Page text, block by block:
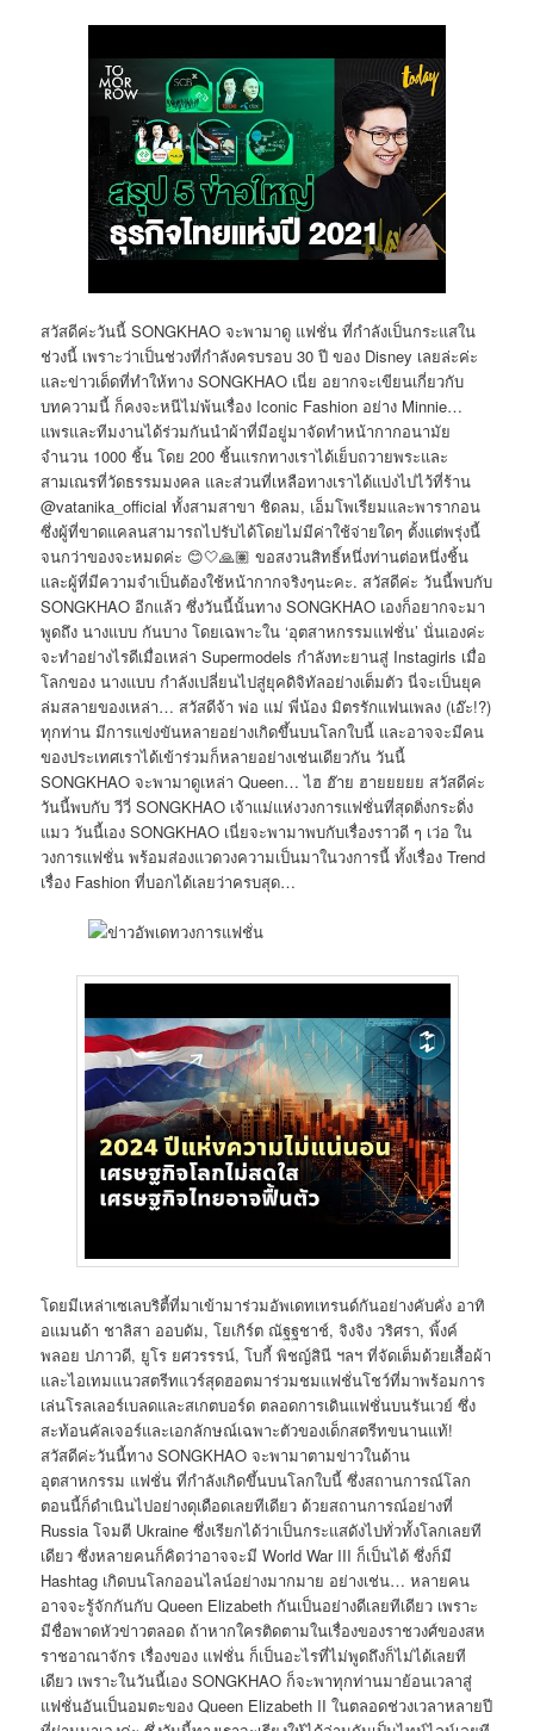
สวัสดีค่ะวันนี้ SONGKHAO จะพามาดู แฟชั่น ที่กำลังเป็นกระแสใน
ช่วงนี้ เพราะว่าเป็นช่วงที่กำลังครบรอบ 30 ปี ของ Disney เลยล่ะค่ะ
และข่าวเด็ดที่ทำให้ทาง SONGKHAO เนี่ย อยากจะเขียนเกี่ยวกับ
บทความนี้ ก็คงจะหนีไม่พ้นเรื่อง Iconic Fashion อย่าง Minnie…
แพรและทีมงานได้ร่วมกันนำผ้าที่มีอยู่มาจัดทำหน้ากากอนามัย
จำนวน 1000 ชิ้น โดย 200 ชิ้นแรกทางเราได้เย็บถวายพระและ
สามเณรที่วัดธรรมมงคล และส่วนที่เหลือทางเราได้แบ่งไปไว้ที่ร้าน
@vatanika_official ทั้งสามสาขา ชิดลม, เอ็มโพเรียมและพารากอน
ซึ่งผู้ที่ขาดแคลนสามารถไปรับได้โดยไม่มีค่าใช้จ่ายใดๆ ตั้งแต่พรุ่งนี้
จนกว่าของจะหมดค่ะ 😊🤍🙏🏽 ขอสงวนสิทธิ์หนึ่งท่านต่อหนึ่งชิ้น
และผู้ที่มีความจำเป็นต้องใช้หน้ากากจริงๆนะคะ. สวัสดีค่ะ วันนี้พบกับ
SONGKHAO อีกแล้ว ซึ่งวันนี้นั้นทาง SONGKHAO เองก็อยากจะมา
พูดถึง นางแบบ กันบาง โดยเฉพาะใน ‘อุตสาหกรรมแฟชั่น’ นั่นเองค่ะ
จะทำอย่างไรดีเมื่อเหล่า Supermodels กำลังทะยานสู่ Instagirls เมื่อ
โลกของ นางแบบ กำลังเปลี่ยนไปสู่ยุคดิจิทัลอย่างเต็มตัว นี่จะเป็นยุค
ล่มสลายของเหล่า… สวัสดีจ้า พ่อ แม่ พี่น้อง มิตรรักแฟนเพลง (เอ๊ะ!?)
ทุกท่าน มีการแข่งขันหลายอย่างเกิดขึ้นบนโลกใบนี้ และอาจจะมีคน
ของประเทศเราได้เข้าร่วมก็หลายอย่างเช่นเดียวกัน วันนี้
SONGKHAO จะพามาดูเหล่า Queen… ไฮ ฮ๊าย ฮายยยยย สวัสดีค่ะ
วันนี้พบกับ วีวี่ SONGKHAO เจ้าแม่แห่งวงการแฟชั่นที่สุดติ่งกระดิ่ง
แมว วันนี้เอง SONGKHAO เนี่ยจะพามาพบกับเรื่องราวดี ๆ เว่อ ใน
วงการแฟชั่น พร้อมส่องแวดวงความเป็นมาในวงการนี้ ทั้งเรื่อง Trend
เรื่อง Fashion ที่บอกได้เลยว่าครบสุด…
โดยมีเหล่าเซเลบริตี้ที่มาเข้ามาร่วมอัพเดทเทรนด์กันอย่างคับคั่ง อาทิ
อแมนด้า ชาลิสา ออบดัม, โยเกิร์ต ณัฐฐชาช์, จิงจิง วริศรา, พิ้งค์
พลอย ปภาวดี, ยูโร ยศวรรรน์, โบกี้ พิชญ์สินี ฯลฯ ที่จัดเต็มด้วยเสื้อผ้า
และไอเทมแนวสตรีทแวร์สุดฮอตมาร่วมชมแฟชั่นโชว์ที่มาพร้อมการ
เล่นโรลเลอร์เบลดและสเกตบอร์ด ตลอดการเดินแฟชั่นบนรันเวย์ ซึ่ง
สะท้อนคัลเจอร์และเอกลักษณ์เฉพาะตัวของเด็กสตรีทขนานแท้!
สวัสดีค่ะวันนี้ทาง SONGKHAO จะพามาตามข่าวในด้าน
อุตสาหกรรม แฟชั่น ที่กำลังเกิดขึ้นบนโลกใบนี้ ซึ่งสถานการณ์โลก
ตอนนี้ก็ดำเนินไปอย่างดุเดือดเลยทีเดียว ด้วยสถานการณ์อย่างที่
Russia โจมตี Ukraine ซึ่งเรียกได้ว่าเป็นกระแสดังไปทั่วทั้งโลกเลยที
เดียว ซึ่งหลายคนก็คิดว่าอาจจะมี World War III ก็เป็นได้ ซึ่งก็มี
Hashtag เกิดบนโลกออนไลน์อย่างมากมาย อย่างเช่น… หลายคน
อาจจะรู้จักกันกับ Queen Elizabeth กันเป็นอย่างดีเลยทีเดียว เพราะ
มีชื่อพาดหัวข่าวตลอด ถ้าหากใครติดตามในเรื่องของราชวงศ์ของสห
ราชอาณาจักร เรื่องของ แฟชั่น ก็เป็นอะไรที่ไม่พูดถึงก็ไม่ได้เลยที
เดียว เพราะในวันนี้เอง SONGKHAO ก็จะพาทุกท่านมาย้อนเวลาสู่
แฟชั่นอันเป็นอมตะของ Queen Elizabeth II ในตลอดช่วงเวลาหลายปี